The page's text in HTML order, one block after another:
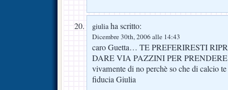
giuliaha scritto:
Dicembre 30th, 2006 alle 14:43
caro Guetta… TE PREFERIRESTI
DARE VIA PAZZINI PER PRENDERE
vivamente di no perchè so che di calcio
fiducia Giulia